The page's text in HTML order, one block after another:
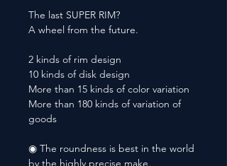
The last SUPER RIM?
A wheel from the future.
2 kinds of rim design
10 kinds of disk design
More than 15 kinds of color variation
More than 180 kinds of variation of
goods
◉ The roundness is best in the world
by the highly precise make.